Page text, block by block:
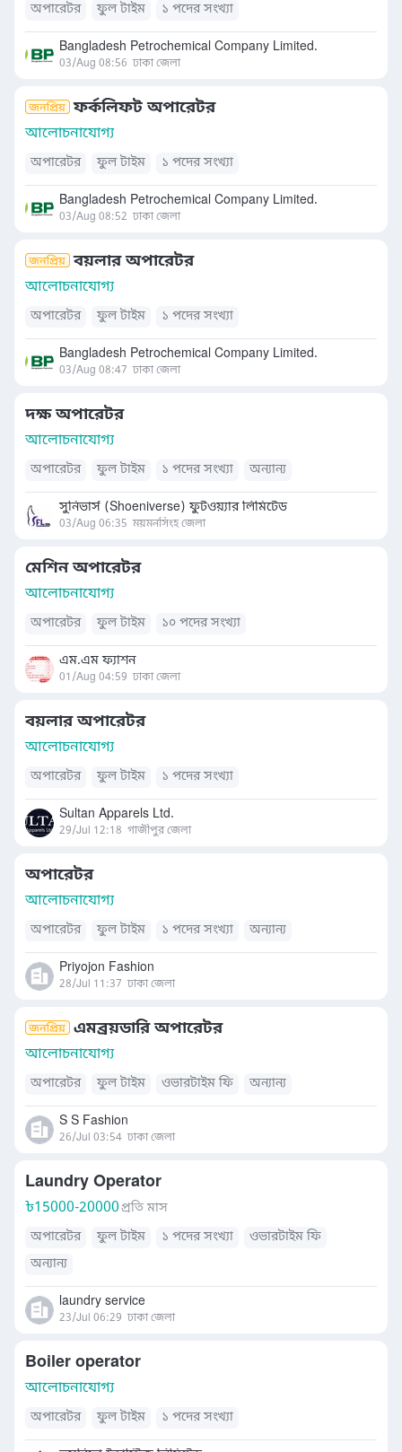
অপারেটর ফুল টাইম ১ পদের সংখ্যা
Bangladesh Petrochemical Company Limited.
03/Aug 08:56 ঢাকা জেলা
ফর্কলিফট অপারেটর
আলোচনাযোগ্য
অপারেটর ফুল টাইম ১ পদের সংখ্যা
Bangladesh Petrochemical Company Limited.
03/Aug 08:52 ঢাকা জেলা
বয়লার অপারেটর
আলোচনাযোগ্য
অপারেটর ফুল টাইম ১ পদের সংখ্যা
Bangladesh Petrochemical Company Limited.
03/Aug 08:47 ঢাকা জেলা
দক্ষ অপারেটর
আলোচনাযোগ্য
অপারেটর ফুল টাইম ১ পদের সংখ্যা অন্যান্য
সুনিভার্স (Shoeniverse) ফুটওয়্যার লিমিটেড
03/Aug 06:35 ময়মনসিংহ জেলা
মেশিন অপারেটর
আলোচনাযোগ্য
অপারেটর ফুল টাইম ১০ পদের সংখ্যা
এম.এম ফ্যাশন
01/Aug 04:59 ঢাকা জেলা
বয়লার অপারেটর
আলোচনাযোগ্য
অপারেটর ফুল টাইম ১ পদের সংখ্যা
Sultan Apparels Ltd.
29/Jul 12:18 গাজীপুর জেলা
অপারেটর
আলোচনাযোগ্য
অপারেটর ফুল টাইম ১ পদের সংখ্যা অন্যান্য
Priyojon Fashion
28/Jul 11:37 ঢাকা জেলা
এমব্রয়ডারি অপারেটর
আলোচনাযোগ্য
অপারেটর ফুল টাইম ওভারটাইম ফি অন্যান্য
S S Fashion
26/Jul 03:54 ঢাকা জেলা
Laundry Operator
৳15000-20000প্রতি মাস
অপারেটর
ফুল টাইম ১ পদের সংখ্যা
ওভারটাইম ফি
অন্যান্য
laundry service
23/Jul 06:29 ঢাকা জেলা
Boiler operator
আলোচনাযোগ্য
অপারেটর ফুল টাইম ১ পদের সংখ্যা